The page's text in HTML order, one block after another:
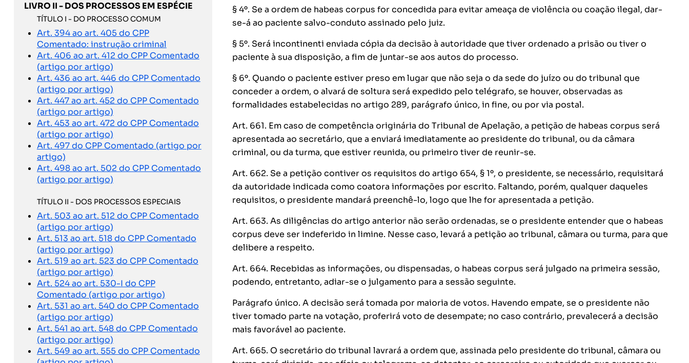
LIVRO II - DOS PROCESSOS EM ESPÉCIE
TÍTULO I - DO PROCESSO COMUM
Art. 394 ao art. 405 do CPP
Comentado: instrução criminal
Art. 406 ao art. 412 do CPP Comentado
(artigo por artigo)
Art. 436 ao art. 446 do CPP Comentado
(artigo por artigo)
Art. 447 ao art. 452 do CPP Comentado
(artigo por artigo)
Art. 453 ao art. 472 do CPP Comentado
(artigo por artigo)
Art. 497 do CPP Comentado (artigo por
artigo)
Art. 498 ao art. 502 do CPP Comentado
(artigo por artigo)
TÍTULO II - DOS PROCESSOS ESPECIAIS
Art. 503 ao art. 512 do CPP Comentado
(artigo por artigo)
Art. 513 ao art. 518 do CPP Comentado
(artigo por artigo)
Art. 519 ao art. 523 do CPP Comentado
(artigo por artigo)
Art. 524 ao art. 530-I do CPP
Comentado (artigo por artigo)
Art. 531 ao art. 540 do CPP Comentado
(artigo por artigo)
Art. 541 ao art. 548 do CPP Comentado
(artigo por artigo)
Art. 549 ao art. 555 do CPP Comentado
§ 4º. Se a ordem de habeas corpus for concedida para evitar ameaça de violência ou coação ilegal, dar-
se-á ao paciente salvo-conduto assinado pelo juiz.
§ 5º. Será incontinenti enviada cópia da decisão à autoridade que tiver ordenado a prisão ou tiver o
paciente à sua disposição, a fim de juntar-se aos autos do processo.
§ 6º. Quando o paciente estiver preso em lugar que não seja o da sede do juízo ou do tribunal que
conceder a ordem, o alvará de soltura será expedido pelo telégrafo, se houver, observadas as
formalidades estabelecidas no artigo 289, parágrafo único, in fine, ou por via postal.
Art. 661. Em caso de competência originária do Tribunal de Apelação, a petição de habeas corpus será
apresentada ao secretário, que a enviará imediatamente ao presidente do tribunal, ou da câmara
criminal, ou da turma, que estiver reunida, ou primeiro tiver de reunir-se.
Art. 662. Se a petição contiver os requisitos do artigo 654, § 1º, o presidente, se necessário, requisitará
da autoridade indicada como coatora informações por escrito. Faltando, porém, qualquer daqueles
requisitos, o presidente mandará preenchê-lo, logo que lhe for apresentada a petição.
Art. 663. As diligências do artigo anterior não serão ordenadas, se o presidente entender que o habeas
corpus deve ser indeferido in limine. Nesse caso, levará a petição ao tribunal, câmara ou turma, para que
delibere a respeito.
Art. 664. Recebidas as informações, ou dispensadas, o habeas corpus será julgado na primeira sessão,
podendo, entretanto, adiar-se o julgamento para a sessão seguinte.
Parágrafo único. A decisão será tomada por maioria de votos. Havendo empate, se o presidente não
tiver tomado parte na votação, proferirá voto de desempate; no caso contrário, prevalecerá a decisão
mais favorável ao paciente.
Art. 665. O secretário do tribunal lavrará a ordem que, assinada pelo presidente do tribunal, câmara ou